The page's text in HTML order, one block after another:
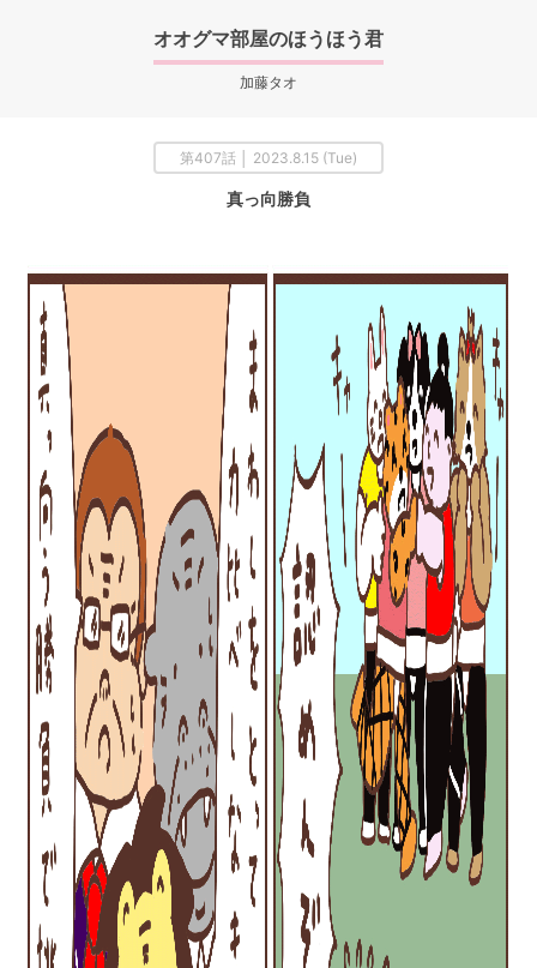
オオグマ部屋のほうほう君
加藤タオ
第407話 │ 2023.8.15 (Tue)
真っ向勝負